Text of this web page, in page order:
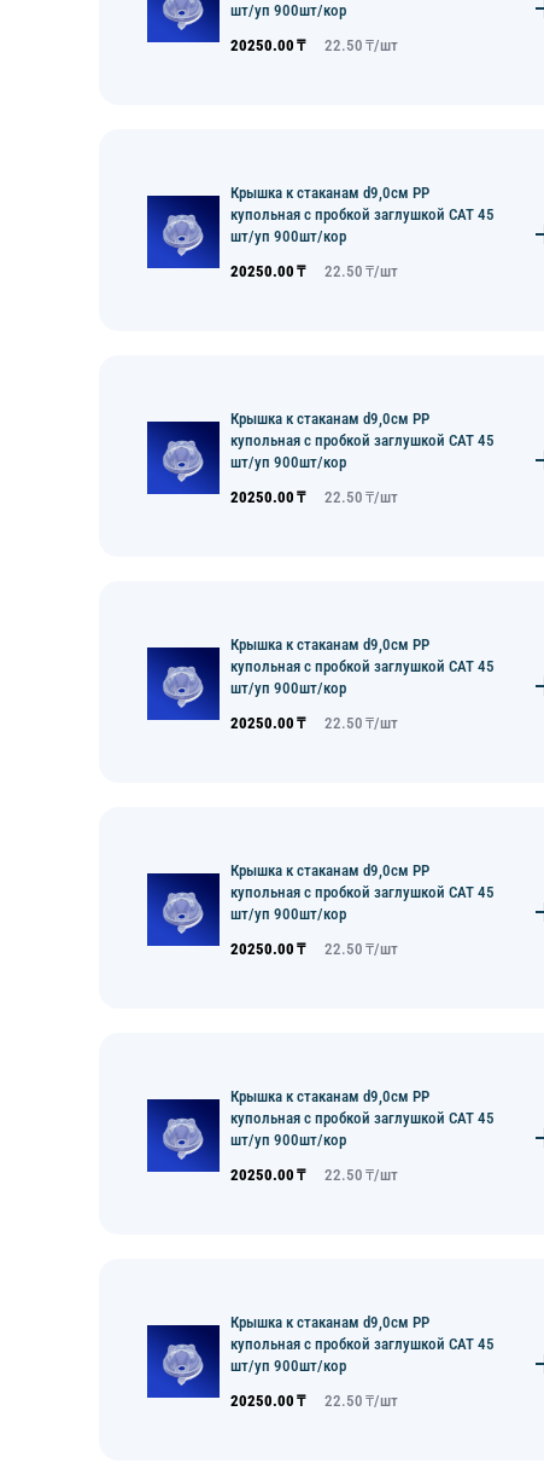
шт/уп 900шт/кор
20250.00 ₸ 22.50 ₸/шт
Крышка к стаканам d9,0см PP
купольная с пробкой заглушкой CAT 45
шт/уп 900шт/кор
20250.00 ₸ 22.50 ₸/шт
Крышка к стаканам d9,0см PP
купольная с пробкой заглушкой CAT 45
шт/уп 900шт/кор
20250.00 ₸ 22.50 ₸/шт
Крышка к стаканам d9,0см PP
купольная с пробкой заглушкой CAT 45
шт/уп 900шт/кор
20250.00 ₸ 22.50 ₸/шт
Крышка к стаканам d9,0см PP
купольная с пробкой заглушкой CAT 45
шт/уп 900шт/кор
20250.00 ₸ 22.50 ₸/шт
Крышка к стаканам d9,0см PP
купольная с пробкой заглушкой CAT 45
шт/уп 900шт/кор
20250.00 ₸ 22.50 ₸/шт
Крышка к стаканам d9,0см PP
купольная с пробкой заглушкой CAT 45
шт/уп 900шт/кор
20250.00 ₸ 22.50 ₸/шт